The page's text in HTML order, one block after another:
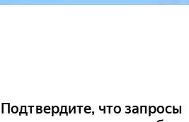
Подтвердите, что запросы